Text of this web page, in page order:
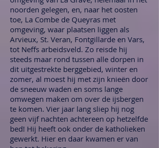
noorden gelegen, en, naar het oosten
toe, La Combe de Queyras met
omgeving, waar plaatsen liggen als
Arvieux, St. Veran, Fontgillarde en Vars,
tot Neffs arbeidsveld. Zo reisde hij
steeds maar rond tussen alle dorpen in
dit uitgestrekte berggebied, winter en
zomer, al moest hij met zijn knieën door
de sneeuw waden en soms lange
omwegen maken om over de ijsbergen
te komen. Vier jaar lang sliep hij nog
geen vijf nachten achtereen op hetzelfde
bed! Hij heeft ook onder de katholieken
gewerkt. Hier en daar kwamen er van